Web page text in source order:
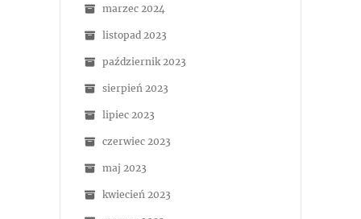
marzec 2024
listopad 2023
październik 2023
sierpień 2023
lipiec 2023
czerwiec 2023
maj 2023
kwiecień 2023